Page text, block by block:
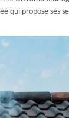
qui propose